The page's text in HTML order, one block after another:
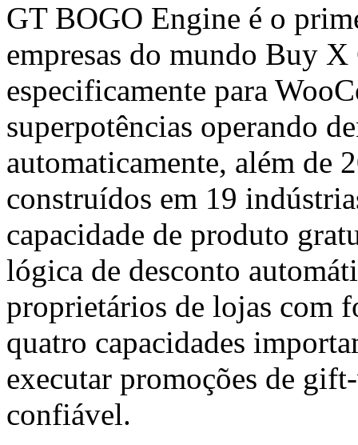
GT BOGO Engine é o
empresas do mundo Buy
especificamente para
superpotências operando
automaticamente, além de
construídos em 19
capacidade de produto
lógica de desconto
proprietários de lojas com
quatro capacidades
executar promoções de
confiável.